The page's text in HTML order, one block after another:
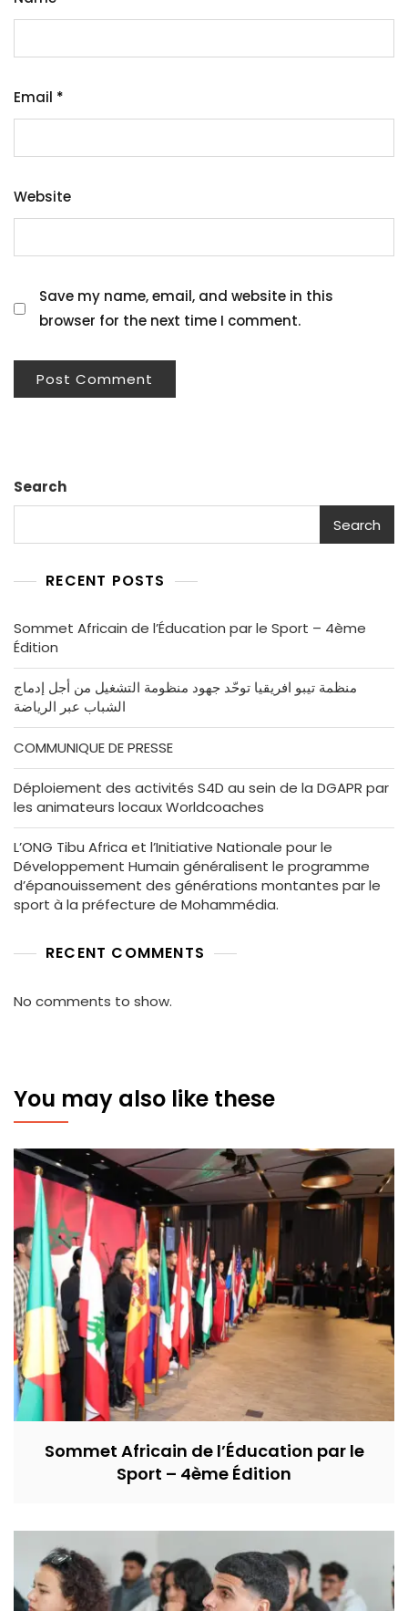
Email *
Website
Save my name, email, and website in this
browser for the next time I comment.
Search
Search
RECENT POSTS
Sommet Africain de l’Éducation par le Sport – 4ème
Édition
منظمة تيبو افريقيا توحّد جهود منظومة التشغيل من أجل إدماج
الشباب عبر الرياضة
COMMUNIQUE DE PRESSE
Déploiement des activités S4D au sein de la DGAPR par
les animateurs locaux Worldcoaches
L’ONG Tibu Africa et l’Initiative Nationale pour le
Développement Humain généralisent le programme
d’épanouissement des générations montantes par le
sport à la préfecture de Mohammédia.
RECENT COMMENTS
No comments to show.
You may also like these
Sommet Africain de l’Éducation par le
Sport – 4ème Édition